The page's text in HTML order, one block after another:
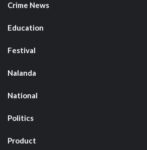
Crime News
Education
Festival
Nalanda
National
Politics
Product